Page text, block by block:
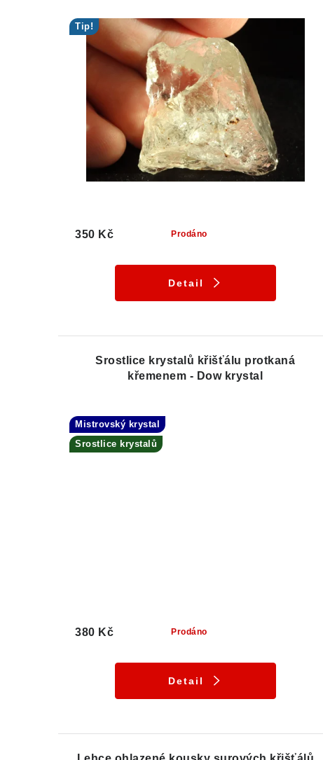
Tip!
Prodáno
350 Kč
Detail
Srostlice krystalů křišťálu protkaná
křemenem - Dow krystal
Mistrovský krystal
Srostlice krystalů
Prodáno
380 Kč
Detail